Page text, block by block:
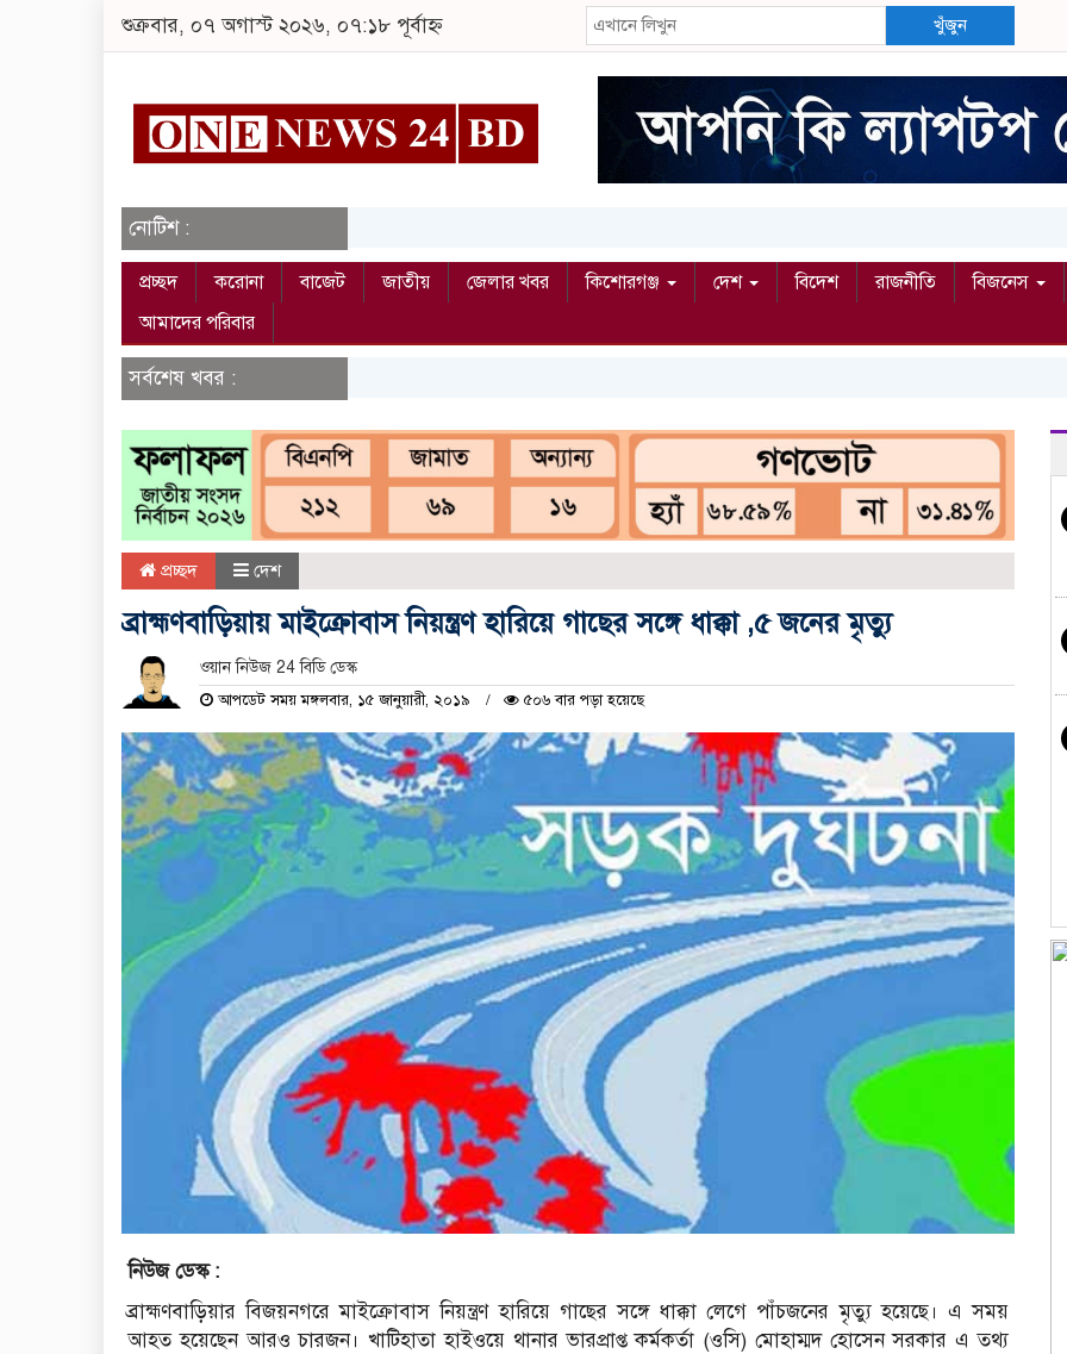
শুক্রবার, ০৭ অগাস্ট ২০২৬, ০৭:১৮ পূর্বাহ্ন খুঁজুন
নোটিশ :
প্রচ্ছদ করোনা বাজেট জাতীয় জেলার খবর কিশোরগঞ্জ দেশ বিদেশ রাজনীতি বিজনেস
আমাদের পরিবার
সর্বশেষ খবর :
প্রচ্ছদ দেশ
ব্রাহ্মণবাড়িয়ায় মাইক্রোবাস নিয়ন্ত্রণ হারিয়ে গাছের সঙ্গে ধাক্কা ,৫ জনের মৃত্যু
ওয়ান নিউজ 24 বিডি ডেস্ক
আপডেট সময় মঙ্গলবার, ১৫ জানুয়ারী, ২০১৯ ৫০৬ বার পড়া হয়েছে
নিউজ ডেস্ক :
ব্রাহ্মণবাড়িয়ার বিজয়নগরে মাইক্রোবাস নিয়ন্ত্রণ হারিয়ে গাছের সঙ্গে ধাক্কা লেগে পাঁচজনের মৃত্যু হয়েছে। এ সময়
আহত হয়েছেন আরও চারজন। খাটিহাতা হাইওয়ে থানার ভারপ্রাপ্ত কর্মকর্তা (ওসি) মোহাম্মদ হোসেন সরকার এ তথ্য